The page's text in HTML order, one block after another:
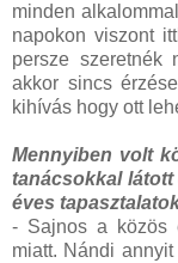
minden
napokon viszont
persze szeretnék
akkor sincs
kihívás hogy ott
Mennyiben volt
tanácsokkal látott
éves
- Sajnos a közös
miatt. Nándi